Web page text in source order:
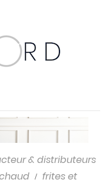
& distributeurs
frites et